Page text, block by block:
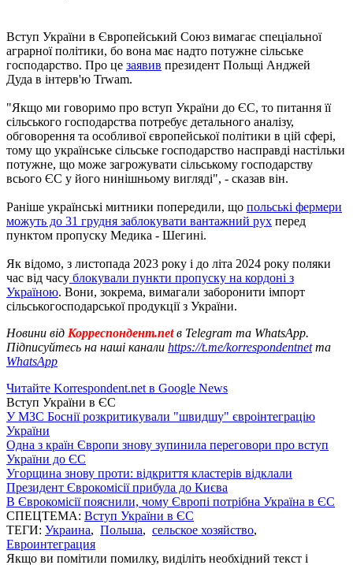
Вступ України в Європейський Союз вимагає спеціальної
аграрної політики, бо вона має надто потужне сільське
господарство. Про це заявив президент Польщі Анджей
Дуда в інтерв'ю Trwam.
"Якщо ми говоримо про вступ України до ЄС, то питання її
сільського господарства потребує детального аналізу,
обговорення та особливої європейської політики в цій сфері,
тому що українське сільське господарство насправді настільки
потужне, що може загрожувати сільському господарству
всього ЄС у його нинішньому вигляді", - сказав він.
Раніше українські митники попередили, що польські фермери
можуть до 31 грудня заблокувати вантажний рух перед
пунктом пропуску Медика - Шегині.
Як відомо, з листопада 2023 року і до літа 2024 року поляки
час від часу блокували пункти пропуску на кордоні з
Україною. Вони, зокрема, вимагали заборонити імпорт
сільськогосподарської продукції з України.
Новини від Корреспондент.netв Telegram та WhatsApp.
Підписуйтесь на наші канали https://t.me/korrespondentnetта
WhatsApp
Читайте Korrespondent.net в Google News
Вступ України в ЄС
У МЗС Боснії розкритикували "швидшу" євроінтеграцію
України
Одна з країн Європи знову зупинила переговори про вступ
України до ЄС
Угорщина знову проти: відкриття кластерів відклали
Президент Єврокомісії прибула до Києва
В Єврокомісії пояснили, чому Європі потрібна Україна в ЄС
СПЕЦТЕМА: Вступ України в ЄС
ТЕГИ: Украина, Польша, сельское хозяйство,
Евроинтеграция
Якщо ви помітили помилку, виділіть необхідний текст і